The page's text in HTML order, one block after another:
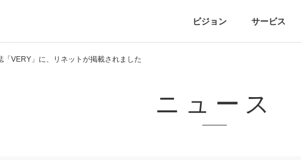
ビジョン サービス
「VERY」に、リネットが掲載されました
ニュース